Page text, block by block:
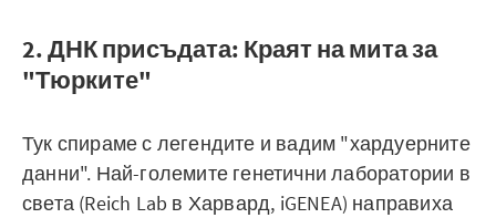
2. ДНК присъдата: Краят на мита за
"Тюрките"
Тук спираме с легендите и вадим "хардуерните
данни". Най-големите генетични лаборатории в
света (Reich Lab в Харвард, iGENEA) направиха